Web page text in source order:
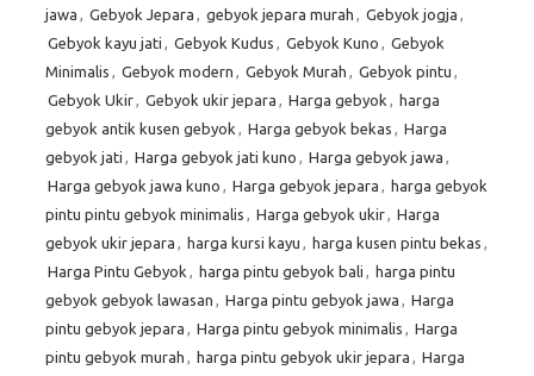
jawa , Gebyok Jepara , gebyok jepara murah , Gebyok jogja ,
Gebyok kayu jati , Gebyok Kudus , Gebyok Kuno , Gebyok
Minimalis , Gebyok modern , Gebyok Murah , Gebyok pintu ,
Gebyok Ukir, Gebyok ukir jepara , Harga gebyok , harga
gebyok antik kusen gebyok , Harga gebyok bekas , Harga
gebyok jati , Harga gebyok jati kuno , Harga gebyok jawa ,
Harga gebyok jawa kuno , Harga gebyok jepara , harga gebyok
pintu pintu gebyok minimalis , Harga gebyok ukir, Harga
gebyok ukir jepara , harga kursi kayu , harga kusen pintu bekas ,
Harga Pintu Gebyok , harga pintu gebyok bali , harga pintu
gebyok gebyok lawasan , Harga pintu gebyok jawa , Harga
pintu gebyok jepara , Harga pintu gebyok minimalis , Harga
pintu gebyok murah , harga pintu gebyok ukir jepara , Harga